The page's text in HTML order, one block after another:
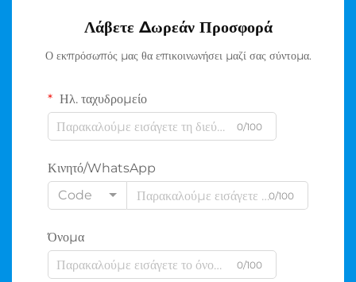
Λάβετε Δωρεάν Προσφορά
Ο εκπρόσωπός μας θα επικοινωνήσει μαζί σας σύντομα.
Ηλ. ταχυδρομείο
0/100
Κινητό/WhatsApp
Code
0/100
Όνομα
0/100